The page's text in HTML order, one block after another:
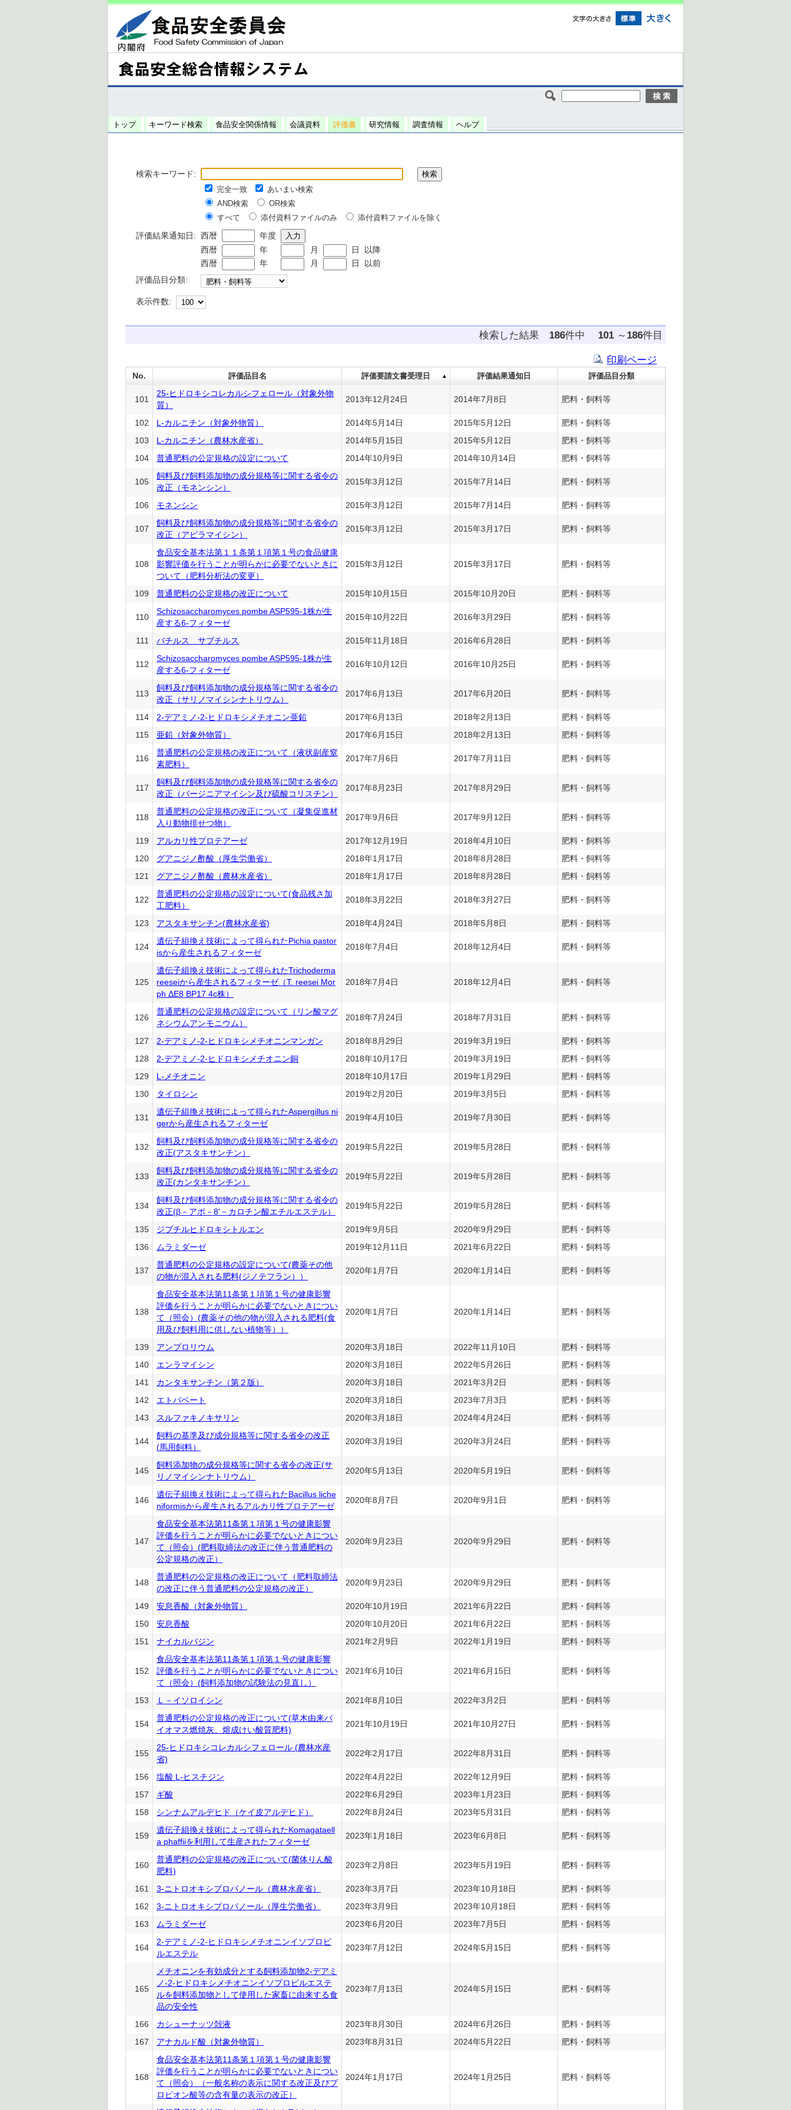
トップ キーワード検索 食品安全関係情報 会議資料 評価書 研究情報 調査情報 ヘルプ
検索キーワード:
完全一致
あいまい検索
AND検索
OR検索
すべて
添付資料ファイルのみ 添付資料ファイルを除く
評価結果通知日: 西暦
年度
西暦
年 月 日
以降
西暦
年 月 日
以前
評価品目分類:
表示件数:
検索した結果 186件中 101 ～ 186件目
印刷ページ
No. 評価品目名 評価要請文書受理日 評価結果通知日 評価品目分類
101
25-ヒドロキシコレカルシフェロール（対象外物
質）
2013年12月24日 2014年7月8日 肥料・飼料等
102 L-カルニチン（対象外物質） 2014年5月14日 2015年5月12日
肥料・飼料等
103
L-カルニチン（農林水産省） 2014年5月15日 2015年5月12日
肥料・飼料等
104
普通肥料の公定規格の設定について 2014年10月9日 2014年10月14日 肥料・飼料等
105
飼料及び飼料添加物の成分規格等に関する省令の
改正（モネンシン）
2015年3月12日 2015年7月14日 肥料・飼料等
106 モネンシン 2015年3月12日 2015年7月14日 肥料・飼料等
107
飼料及び飼料添加物の成分規格等に関する省令の
改正（アビラマイシン）
2015年3月12日 2015年3月17日 肥料・飼料等
108
食品安全基本法第１１条第１項第１号の食品健康
影響評価を行うことが明らかに必要でないときに
ついて（肥料分析法の変更）
2015年3月12日 2015年3月17日 肥料・飼料等
109 普通肥料の公定規格の改正について 2015年10月15日 2015年10月20日 肥料・飼料等
110
Schizosaccharomyces pombe ASP595-1株が生
産する6-フィターゼ
2015年10月22日 2016年3月29日 肥料・飼料等
111 バチルス サブチルス 2015年11月18日 2016年6月28日 肥料・飼料等
112
Schizosaccharomyces pombe ASP595-1株が生
産する6-フィターゼ
2016年10月12日 2016年10月25日 肥料・飼料等
113
飼料及び飼料添加物の成分規格等に関する省令の
改正（サリノマイシンナトリウム）
2017年6月13日 2017年6月20日 肥料・飼料等
114 2-デアミノ-2-ヒドロキシメチオニン亜鉛 2017年6月13日 2018年2月13日
肥料・飼料等
115
亜鉛（対象外物質） 2017年6月15日 2018年2月13日 肥料・飼料等
116
普通肥料の公定規格の改正について（液状副産窒
素肥料）
2017年7月6日 2017年7月11日 肥料・飼料等
117
飼料及び飼料添加物の成分規格等に関する省令の
改正（バージニアマイシン及び硫酸コリスチン）
2017年8月23日 2017年8月29日 肥料・飼料等
118
普通肥料の公定規格の改正について（凝集促進材
入り動物排せつ物）
2017年9月6日 2017年9月12日 肥料・飼料等
119 アルカリ性プロテアーゼ 2017年12月19日 2018年4月10日
肥料・飼料等
120
グアニジノ酢酸（厚生労働省） 2018年1月17日 2018年8月28日
肥料・飼料等
121
グアニジノ酢酸（農林水産省） 2018年1月17日 2018年8月28日 肥料・飼料等
122
普通肥料の公定規格の設定について(食品残さ加
工肥料）
2018年3月22日 2018年3月27日 肥料・飼料等
123 アスタキサンチン(農林水産省) 2018年4月24日 2018年5月8日 肥料・飼料等
124
遺伝子組換え技術によって得られたPichia pastor
isから産生されるフィターゼ
2018年7月4日 2018年12月4日 肥料・飼料等
125
遺伝子組換え技術によって得られたTrichoderma
reeseiから産生されるフィターゼ（T. reesei Mor
ph ΔE8 BP17 4c株）
2018年7月4日 2018年12月4日 肥料・飼料等
126
普通肥料の公定規格の設定について（リン酸マグ
ネシウムアンモニウム）
2018年7月24日 2018年7月31日 肥料・飼料等
127 2-デアミノ-2-ヒドロキシメチオニンマンガン 2018年8月29日 2019年3月19日
肥料・飼料等
128
2-デアミノ-2-ヒドロキシメチオニン銅 2018年10月17日 2019年3月19日
肥料・飼料等
129
L-メチオニン 2018年10月17日 2019年1月29日
肥料・飼料等
130
タイロシン 2019年2月20日 2019年3月5日 肥料・飼料等
131
遺伝子組換え技術によって得られたAspergillus ni
gerから産生されるフィターゼ
2019年4月10日 2019年7月30日 肥料・飼料等
132
飼料及び飼料添加物の成分規格等に関する省令の
改正(アスタキサンチン）
2019年5月22日 2019年5月28日 肥料・飼料等
133
飼料及び飼料添加物の成分規格等に関する省令の
改正(カンタキサンチン）
2019年5月22日 2019年5月28日 肥料・飼料等
134
飼料及び飼料添加物の成分規格等に関する省令の
改正(β－アポ－8'－カロチン酸エチルエステル）
2019年5月22日 2019年5月28日 肥料・飼料等
135 ジブチルヒドロキシトルエン 2019年9月5日 2020年9月29日
肥料・飼料等
136
ムラミダーゼ 2019年12月11日 2021年6月22日 肥料・飼料等
137
普通肥料の公定規格の設定について(農薬その他
の物が混入される肥料(ジノテフラン））
2020年1月7日 2020年1月14日 肥料・飼料等
138
食品安全基本法第11条第１項第１号の健康影響
評価を行うことが明らかに必要でないときについ
て（照会）(農薬その他の物が混入される肥料(食
用及び飼料用に供しない植物等））
2020年1月7日 2020年1月14日 肥料・飼料等
139 アンプロリウム 2020年3月18日 2022年11月10日
肥料・飼料等
140
エンラマイシン 2020年3月18日 2022年5月26日
肥料・飼料等
141
カンタキサンチン（第２版） 2020年3月18日 2021年3月2日
肥料・飼料等
142
エトパベート 2020年3月18日 2023年7月3日
肥料・飼料等
143
スルファキノキサリン 2020年3月18日 2024年4月24日 肥料・飼料等
144
飼料の基準及び成分規格等に関する省令の改正
(馬用飼料）
2020年3月19日 2020年3月24日 肥料・飼料等
145
飼料添加物の成分規格等に関する省令の改正(サ
リノマイシンナトリウム）
2020年5月13日 2020年5月19日 肥料・飼料等
146
遺伝子組換え技術によって得られたBacillus liche
niformisから産生されるアルカリ性プロテアーゼ
2020年8月7日 2020年9月1日 肥料・飼料等
147
食品安全基本法第11条第１項第１号の健康影響
評価を行うことが明らかに必要でないときについ
て（照会）(肥料取締法の改正に伴う普通肥料の
公定規格の改正）
2020年9月23日 2020年9月29日 肥料・飼料等
148
普通肥料の公定規格の改正について（肥料取締法
の改正に伴う普通肥料の公定規格の改正）
2020年9月23日 2020年9月29日 肥料・飼料等
149 安息香酸（対象外物質） 2020年10月19日 2021年6月22日
肥料・飼料等
150
安息香酸 2020年10月20日 2021年6月22日
肥料・飼料等
151
ナイカルバジン 2021年2月9日 2022年1月19日 肥料・飼料等
152
食品安全基本法第11条第１項第１号の健康影響
評価を行うことが明らかに必要でないときについ
て（照会）(飼料添加物の試験法の見直し）
2021年6月10日 2021年6月15日 肥料・飼料等
153 Ｌ－イソロイシン 2021年8月10日 2022年3月2日 肥料・飼料等
154
普通肥料の公定規格の改正について(草木由来バ
イオマス燃焼灰、熔成けい酸質肥料)
2021年10月19日 2021年10月27日 肥料・飼料等
155
25-ヒドロキシコレカルシフェロール (農林水産
省)
2022年2月17日 2022年8月31日 肥料・飼料等
156 塩酸 L-ヒスチジン 2022年4月22日 2022年12月9日
肥料・飼料等
157
ギ酸 2022年6月29日 2023年1月23日
肥料・飼料等
158
シンナムアルデヒド（ケイ皮アルデヒド） 2022年8月24日 2023年5月31日 肥料・飼料等
159
遺伝子組換え技術によって得られたKomagataell
a phaffiiを利用して生産されたフィターゼ
2023年1月18日 2023年6月8日 肥料・飼料等
160
普通肥料の公定規格の改正について(菌体りん酸
肥料)
2023年2月8日 2023年5月19日 肥料・飼料等
161 3-ニトロオキシプロパノール（農林水産省） 2023年3月7日 2023年10月18日
肥料・飼料等
162
3-ニトロオキシプロパノール（厚生労働省） 2023年3月9日 2023年10月18日
肥料・飼料等
163
ムラミダーゼ 2023年6月20日 2023年7月5日 肥料・飼料等
164
2-デアミノ-2-ヒドロキシメチオニンイソプロピ
ルエステル
2023年7月12日 2024年5月15日 肥料・飼料等
165
メチオニンを有効成分とする飼料添加物2-デアミ
ノ-2-ヒドロキシメチオニンイソプロピルエステ
ルを飼料添加物として使用した家畜に由来する食
品の安全性
2023年7月13日 2024年5月15日 肥料・飼料等
166 カシューナッツ殻液 2023年8月30日 2024年6月26日
肥料・飼料等
167
アナカルド酸（対象外物質） 2023年8月31日 2024年5月22日 肥料・飼料等
168
食品安全基本法第11条第１項第１号の健康影響
評価を行うことが明らかに必要でないときについ
て（照会）（一般名称の表示に関する改正及びプ
ロピオン酸等の含有量の表示の改正）
2024年1月17日 2024年1月25日 肥料・飼料等